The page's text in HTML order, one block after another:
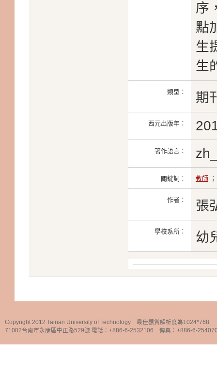
序
點
生
生
類型： 期
西元出版年：
著作語言：
關鍵詞： 教師
作者： 張
學校系所： 幼
Copyright 2012 Tainan University of Technology 最佳觀賞解析度為1024*768
71002台南市永康區中正路529號 電話：+886-6-2532106 傳真：+886-6-